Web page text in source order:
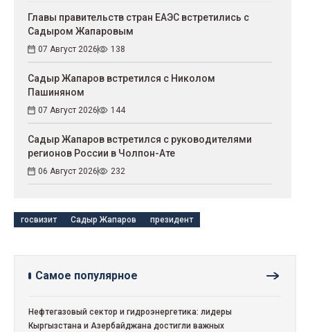
Главы правительств стран ЕАЭС встретились с
Садыром Жапаровым
07 Август 2026 138
Садыр Жапаров встретился с Николом
Пашиняном
07 Август 2026 144
Садыр Жапаров встретился с руководителями
регионов России в Чолпон-Ате
06 Август 2026 232
госвизит Садыр Жапаров президент
Самое популярное
Нефтегазовый сектор и гидроэнергетика: лидеры
Кыргызстана и Азербайджана достигли важных